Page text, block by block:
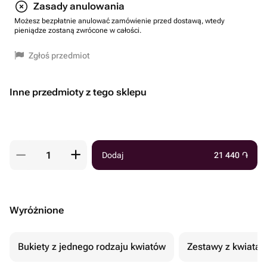
Zasady anulowania
Możesz bezpłatnie anulować zamówienie przed dostawą, wtedy
pieniądze zostaną zwrócone w całości.
Zgłoś przedmiot
Inne przedmioty z tego sklepu
Dodaj 21 440 ֏
Wyróżnione
Bukiety z jednego rodzaju kwiatów Zestawy z